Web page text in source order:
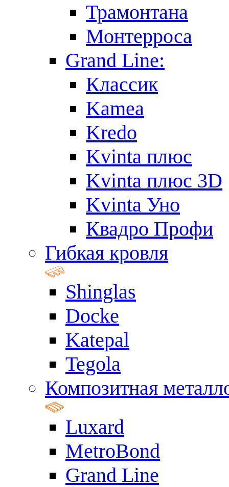
Трамонтана
Монтерроса
Grand Line:
Классик
Kamea
Kredo
Kvinta плюс
Kvinta плюс 3D
Kvinta Уно
Квадро Профи
Гибкая кровля
Shinglas
Docke
Katepal
Tegola
Композитная
Luxard
MetroBond
Grand Line